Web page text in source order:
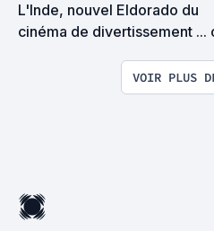
L'Inde, nouvel Eldorado du
cinéma de divertissement ...
VOIR PLUS